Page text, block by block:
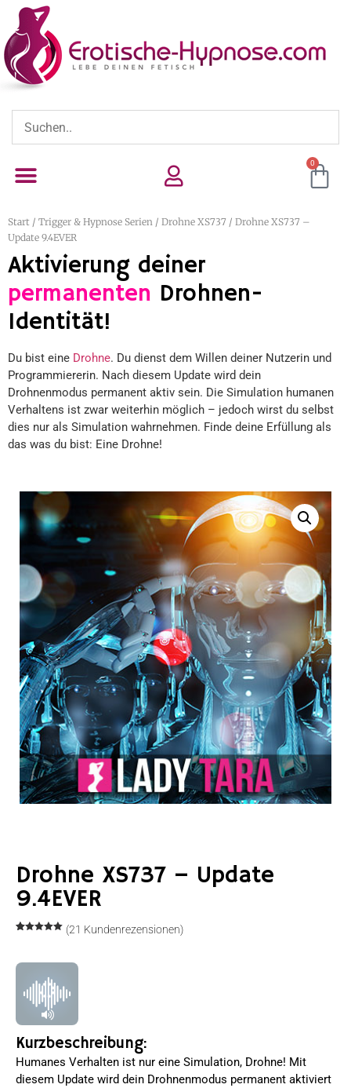
0
Start / Trigger & Hypnose Serien / Drohne XS737 / Drohne XS737 –
Update 9.4EVER
Aktivierung deiner
permanenten Drohnen-
Identität!
Du bist eine Drohne. Du dienst dem Willen deiner Nutzerin und
Programmiererin. Nach diesem Update wird dein
Drohnenmodus permanent aktiv sein. Die Simulation humanen
Verhaltens ist zwar weiterhin möglich – jedoch wirst du selbst
dies nur als Simulation wahrnehmen. Finde deine Erfüllung als
das was du bist: Eine Drohne!
Drohne XS737 – Update
9.4EVER
basierend
Kundenbewertungen
(21 Kundenrezensionen)
Kurzbeschreibung:
Humanes Verhalten ist nur eine Simulation, Drohne! Mit
diesem Update wird dein Drohnenmodus permanent aktiviert